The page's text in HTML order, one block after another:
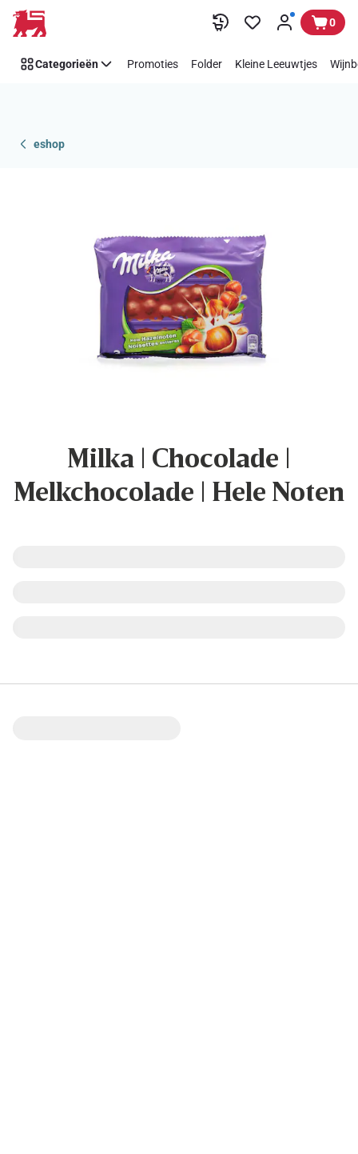
Overslaan 0
Categorieën Promoties Folder Kleine Leeuwtjes
eshop
Milka | Chocolade |
Melkchocolade | Hele Noten